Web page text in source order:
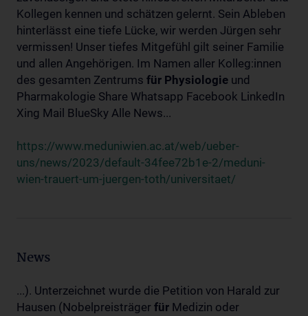
Kollegen kennen und schätzen gelernt. Sein Ableben
hinterlässt eine tiefe Lücke, wir werden Jürgen sehr
vermissen! Unser tiefes Mitgefühl gilt seiner Familie
und allen Angehörigen. Im Namen aller Kolleg:innen
des gesamten Zentrums für Physiologie und
Pharmakologie Share Whatsapp Facebook LinkedIn
Xing Mail BlueSky Alle News...
https://www.meduniwien.ac.at/web/ueber-
uns/news/2023/default-34fee72b1e-2/meduni-
wien-trauert-um-juergen-toth/universitaet/
News
...). Unterzeichnet wurde die Petition von Harald zur
Hausen (Nobelpreisträger für Medizin oder